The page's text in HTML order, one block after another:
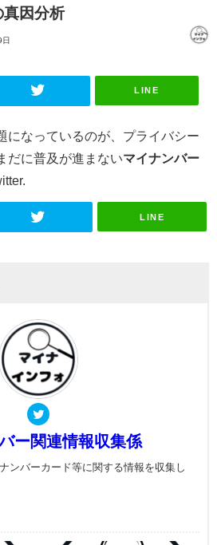
真因分析
LINE
になっているのが、プライバシー
だに普及が進まないマイナンバー
LINE
ー関連情報収集係
ンバーカード等に関する情報を収集し